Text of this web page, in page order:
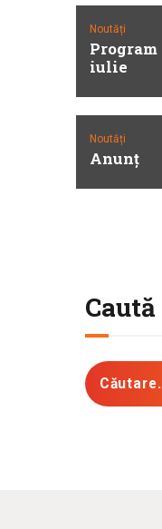
Noutăți
iulie
Noutăți
Anunţ